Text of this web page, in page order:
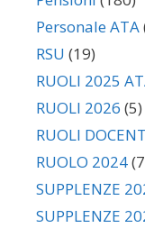
Personale ATA
RSU (19)
RUOLI 2025
RUOLI 2026 (5)
RUOLI
RUOLO 2024
SUPPLENZE
SUPPLENZE